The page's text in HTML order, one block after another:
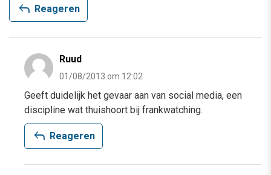
reply Reageren
Ruud
01/08/2013 om 12:02
Geeft duidelijk het gevaar aan van social media, een
discipline wat thuishoort bij frankwatching.
reply Reageren